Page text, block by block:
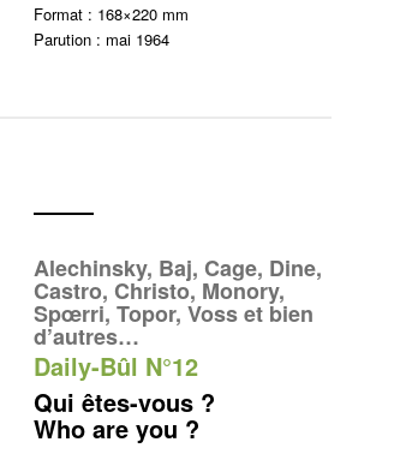
Format : 168×220 mm
Parution : mai 1964
Alechinsky, Baj, Cage, Dine,
Castro, Christo, Monory,
Spœrri, Topor, Voss et bien
d’autres…
Daily-Bûl N°12
Qui êtes-vous ?
Who are you ?